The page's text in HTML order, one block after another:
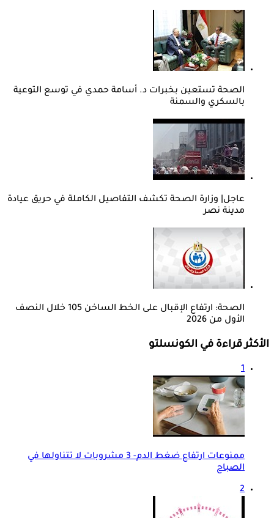
الصحة تستعين بخبرات د. أسامة حمدي في توسع التوعية
بالسكري والسمنة
عاجل| وزارة الصحة تكشف التفاصيل الكاملة في حريق عيادة
مدينة نصر
الصحة: ارتفاع الإقبال على الخط الساخن 105 خلال النصف
الأول من 2026
الأكثر قراءة في الكونسلتو
1
ممنوعات ارتفاع ضغط الدم- 3 مشروبات لا تتناولها في
الصباح
2